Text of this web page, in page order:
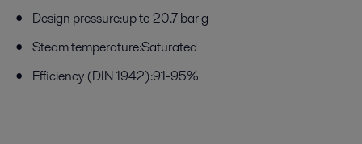
Design pressure:up to 20.7 bar g
Steam temperature:Saturated
Efficiency (DIN 1942):91-95%